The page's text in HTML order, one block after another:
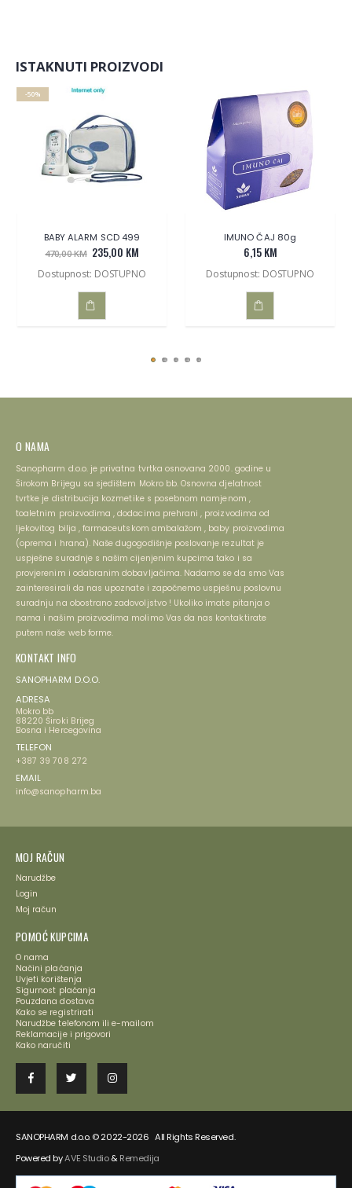
ISTAKNUTI PROIZVODI
BABY ALARM SCD 499
470,00 KM 235,00 KM
-50%
Dostupnost: DOSTUPNO
IMUNO ČAJ 80g
6,15 KM
Dostupnost: DOSTUPNO
O NAMA
Sanopharm d.o.o. je privatna tvrtka osnovana 2000. godine u
Širokom Brijegu sa sjedištem Mokro bb. Osnovna djelatnost
tvrtke je distribucija kozmetike s posebnom namjenom ,
toaletnim proizvodima , dodacima prehrani , proizvodima od
ljekovitog bilja , farmaceutskom ambalažom , baby proizvodima
(oprema i hrana). Naše dugogodišnje poslovanje rezultat je
uspješne suradnje s našim cijenjenim kupcima tako i sa
provjerenim i odabranim dobavljačima. Nadamo se da smo Vas
zainteresirali da nas upoznate i započnemo uspješnu poslovnu
suradnju na obostrano zadovoljstvo ! Ukoliko imate pitanja o
nama i našim proizvodima molimo Vas da nas kontaktirate
putem naše web forme.
KONTAKT INFO
SANOPHARM D.O.O.
ADRESA
Mokro bb
88220 Široki Brijeg
Bosna i Hercegovina
TELEFON
+387 39 708 272
EMAIL
info@sanopharm.ba
MOJ RAČUN
Narudžbe
Login
Moj račun
POMOĆ KUPCIMA
O nama
Načini plaćanja
Uvjeti korištenja
Sigurnost plaćanja
Pouzdana dostava
Kako se registrirati
Narudžbe telefonom ili e-mailom
Reklamacije i prigovori
Kako naručiti
SANOPHARM d.o.o. © 2022-2026 All Rights Reserved.
Powered byAVE Studio&Remedija